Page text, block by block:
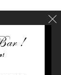
!